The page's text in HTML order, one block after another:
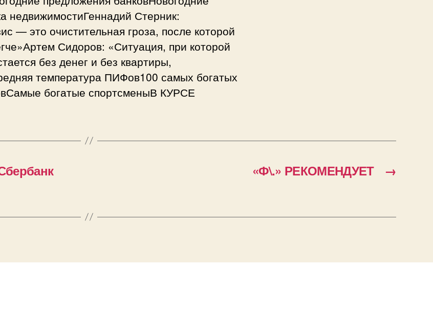
недвижимостиГеннадий Стерник:
— это очистительная гроза, после которой
Сидоров: «Ситуация, при которой
без денег и без квартиры,
температура ПИФов100 самых богатых
богатые спортсменыВ КУРСЕ
→
«Ф\.» РЕКОМЕНДУЕТ